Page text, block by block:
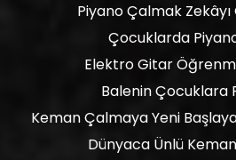
Piyano Çalmak
Çocuklarda
Elektro Gitar
Balenin Çocuklara
Keman Çalmaya Yeni
Dünyaca Ünlü